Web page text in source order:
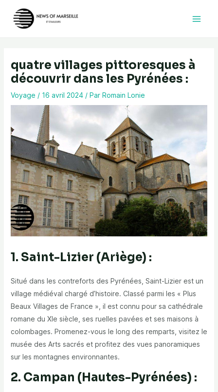
contenu
quatre villages pittoresques à
découvrir dans les Pyrénées :
Voyage / 16 avril 2024 / Par Romain Lonie
1. Saint-Lizier (Ariège) :
Situé dans les contreforts des Pyrénées, Saint-Lizier est un
village médiéval chargé d’histoire. Classé parmi les « Plus
Beaux Villages de France », il est connu pour sa cathédrale
romane du XIe siècle, ses ruelles pavées et ses maisons à
colombages. Promenez-vous le long des remparts, visitez le
musée des Arts sacrés et profitez des vues panoramiques
sur les montagnes environnantes.
2. Campan (Hautes-Pyrénées) :